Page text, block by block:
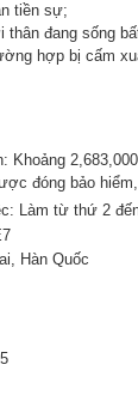
tiền sự;
thân đang sống
hợp bị cấm
Khoảng
đóng bảo
Làm từ thứ 2
Hàn Quốc